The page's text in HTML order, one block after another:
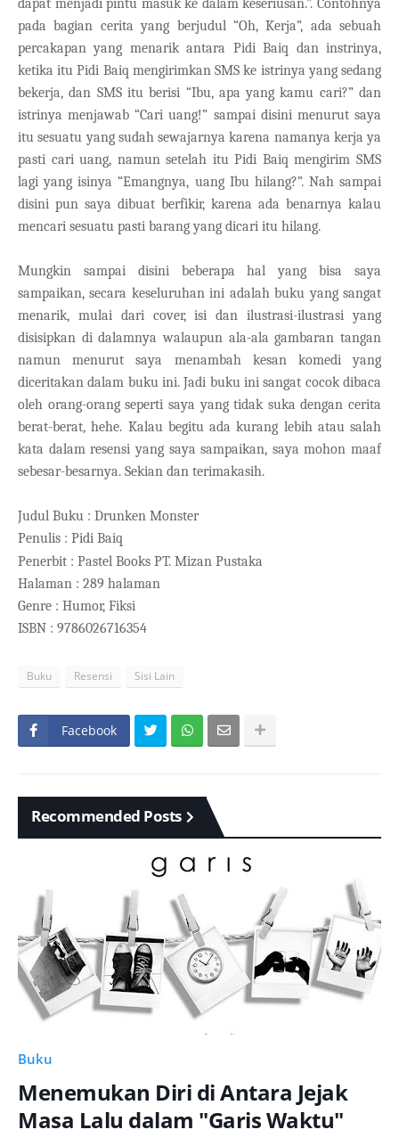
dapat menjadi pintu masuk ke dalam keseriusan.”. Contohnya
pada bagian cerita yang berjudul “Oh, Kerja”, ada sebuah
percakapan yang menarik antara Pidi Baiq dan instrinya,
ketika itu Pidi Baiq mengirimkan SMS ke istrinya yang sedang
bekerja, dan SMS itu berisi “Ibu, apa yang kamu cari?” dan
istrinya menjawab “Cari uang!” sampai disini menurut saya
itu sesuatu yang sudah sewajarnya karena namanya kerja ya
pasti cari uang, namun setelah itu Pidi Baiq mengirim SMS
lagi yang isinya “Emangnya, uang Ibu hilang?”. Nah sampai
disini pun saya dibuat berfikir, karena ada benarnya kalau
mencari sesuatu pasti barang yang dicari itu hilang.
Mungkin sampai disini beberapa hal yang bisa saya
sampaikan, secara keseluruhan ini adalah buku yang sangat
menarik, mulai dari cover, isi dan ilustrasi-ilustrasi yang
disisipkan di dalamnya walaupun ala-ala gambaran tangan
namun menurut saya menambah kesan komedi yang
diceritakan dalam buku ini. Jadi buku ini sangat cocok dibaca
oleh orang-orang seperti saya yang tidak suka dengan cerita
berat-berat, hehe. Kalau begitu ada kurang lebih atau salah
kata dalam resensi yang saya sampaikan, saya mohon maaf
sebesar-besarnya. Sekian dan terimakasih.
Judul Buku : Drunken Monster
Penulis : Pidi Baiq
Penerbit : Pastel Books PT. Mizan Pustaka
Halaman : 289 halaman
Genre : Humor, Fiksi
ISBN : 9786026716354
Buku Resensi Sisi Lain
Facebook
Recommended Posts
Buku
Menemukan Diri di Antara Jejak
Masa Lalu dalam "Garis Waktu"